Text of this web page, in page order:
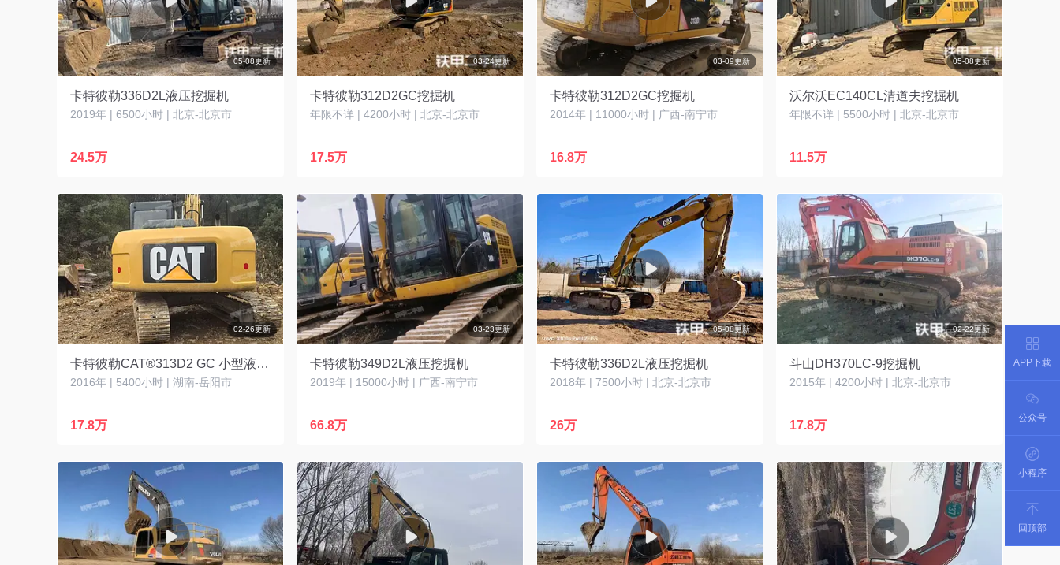
05-08更新
卡特彼勒336D2L液压挖掘机
2019年 | 6500小时 | 北京-北京市
24.5万
03-24更新
卡特彼勒312D2GC挖掘机
年限不详 | 4200小时 | 北京-北京市
17.5万
03-09更新
卡特彼勒312D2GC挖掘机
2014年 | 11000小时 | 广西-南宁市
16.8万
05-08更新
沃尔沃EC140CL清道夫挖掘机
年限不详 | 5500小时 | 北京-北京市
11.5万
02-26更新
卡特彼勒CAT®313D2 GC 小型液压挖掘机
2016年 | 5400小时 | 湖南-岳阳市
17.8万
03-23更新
卡特彼勒349D2L液压挖掘机
2019年 | 15000小时 | 广西-南宁市
66.8万
05-08更新
卡特彼勒336D2L液压挖掘机
2018年 | 7500小时 | 北京-北京市
26万
02-22更新
斗山DH370LC-9挖掘机
2015年 | 4200小时 | 北京-北京市
17.8万
APP下载
公众号
小程序
回顶部